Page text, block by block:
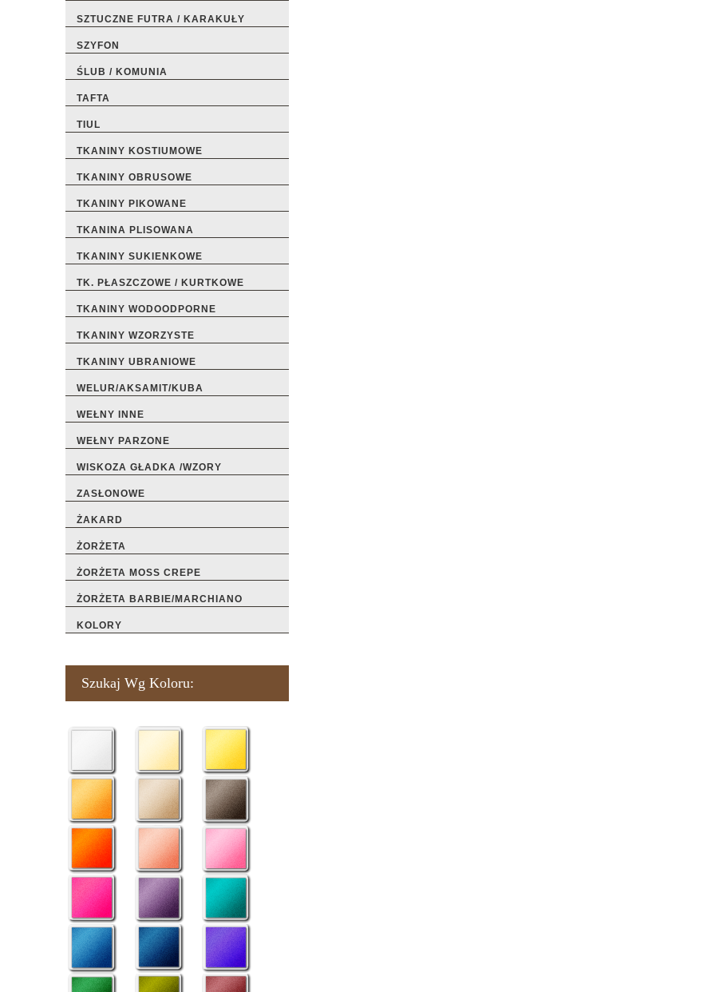
SZTUCZNE FUTRA / KARAKUŁY
SZYFON
ŚLUB / KOMUNIA
TAFTA
TIUL
TKANINY KOSTIUMOWE
TKANINY OBRUSOWE
TKANINY PIKOWANE
TKANINA PLISOWANA
TKANINY SUKIENKOWE
TK. PŁASZCZOWE / KURTKOWE
TKANINY WODOODPORNE
TKANINY WZORZYSTE
TKANINY UBRANIOWE
WELUR/AKSAMIT/KUBA
WEŁNY INNE
WEŁNY PARZONE
WISKOZA GŁADKA /WZORY
ZASŁONOWE
ŻAKARD
ŻORŻETA
ŻORŻETA MOSS CREPE
ŻORŻETA BARBIE/MARCHIANO
KOLORY
Szukaj Wg Koloru: